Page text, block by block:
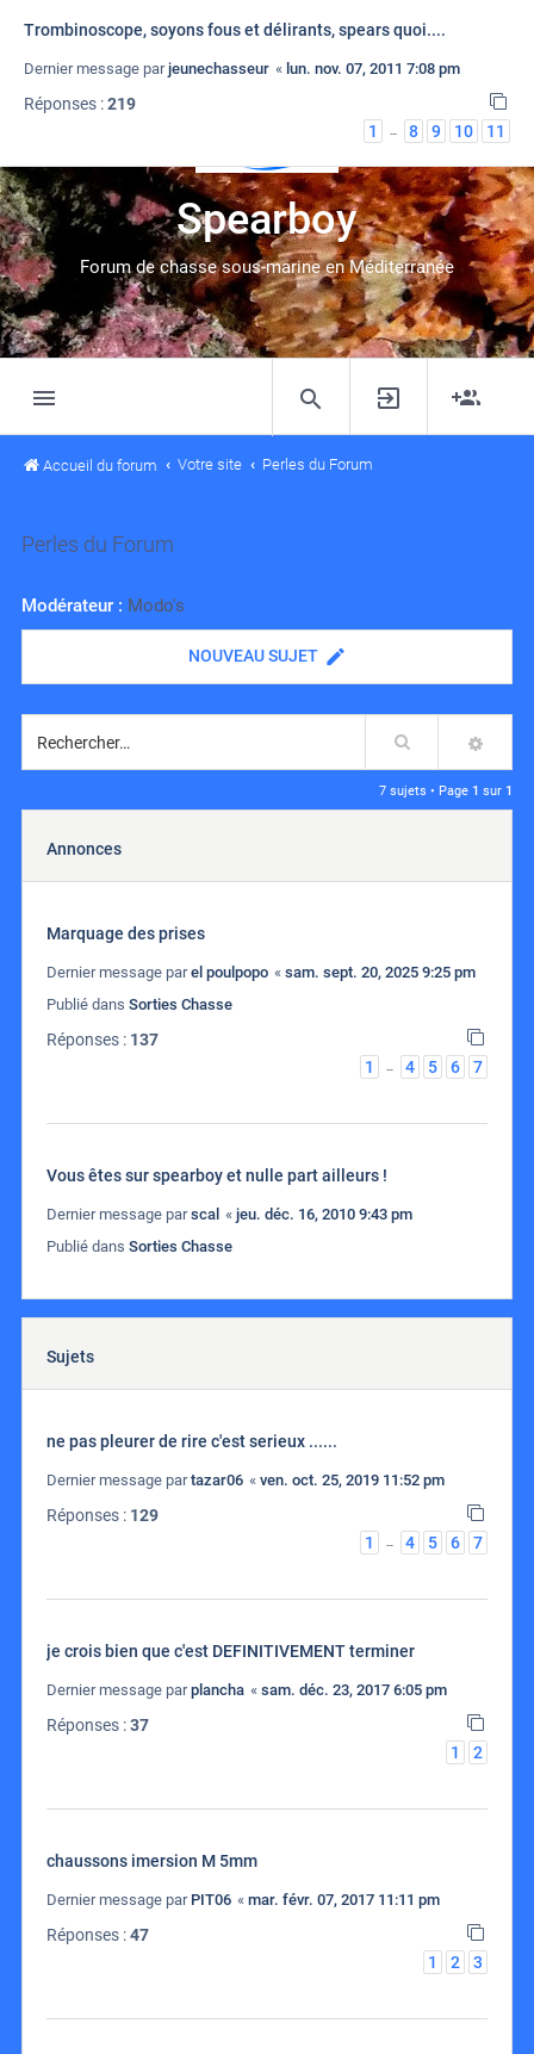
Spearboy
Forum de chasse sous-marine en Méditerranée
Accueil du forum Votre site Perles du Forum
Perles du Forum
Modérateur : Modo's
NOUVEAU SUJET
Rechercher
7 sujets • Page 1 sur 1
Annonces
Marquage des prises
Dernier message parel poulpopo « sam. sept. 20, 2025 9:25 pm
Publié dans Sorties Chasse
Réponses : 137
1
… 4 5 6 7
Vous êtes sur spearboy et nulle part ailleurs !
Dernier message parscal « jeu. déc. 16, 2010 9:43 pm
Publié dans Sorties Chasse
Sujets
couiz ciné (anciennement mini sten)
Dernier message parnono83«mer. déc. 07, 2011 12:49 pm
Réponses :208
1
… 8 9 10 11
Trombinoscope, soyons fous et délirants, spears quoi....
Dernier message parjeunechasseur « lun. nov. 07, 2011 7:08 pm
Réponses :219
1
… 8 9 10 11
ne pas pleurer de rire c'est serieux ......
Dernier message partazar06 « ven. oct. 25, 2019 11:52 pm
Réponses : 129
1
… 4 5 6 7
je crois bien que c'est DEFINITIVEMENT terminer
Dernier message parplancha « sam. déc. 23, 2017 6:05 pm
Réponses :37
1
2
chaussons imersion M 5mm
Dernier message par PIT06 « mar. févr. 07, 2017 11:11 pm
Réponses :47
1
2 3